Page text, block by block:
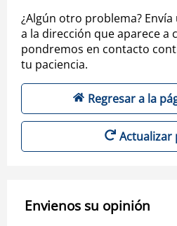
¿Algún otro problema?
a la dirección que aparece a
pondremos en contacto
tu paciencia.
Regresar a la
Actualizar
Envienos su opinión